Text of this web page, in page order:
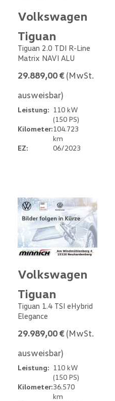
Volkswagen
Tiguan
Tiguan 2.0 TDI R-Line
Matrix NAVI ALU
29.889,00 € (MwSt.
ausweisbar)
Leistung: 110 kW
(150 PS)
Kilometer:104.723
km
EZ:
06/2023
Volkswagen
Tiguan
Tiguan 1.4 TSI eHybrid
Elegance
29.989,00 € (MwSt.
ausweisbar)
Leistung: 110 kW
(150 PS)
Kilometer:36.570
km